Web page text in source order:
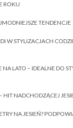
ROKU
TENDENCJE
W STYLIZACJACH
LATO – IDEALNE DO
HIT NADCHODZĄCEJ
NA JESIEŃ?